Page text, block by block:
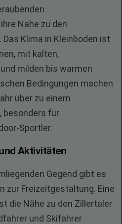
Nähe zu den
Klima in Kleinboden ist
mit kalten,
milden bis warmen
Bedingungen machen
über zu einem
besonders für
Sportler.
Aktivitäten
Gegend gibt es
zur Freizeitgestaltung. Eine
die Nähe zu den Zillertaler
und Skifahrer